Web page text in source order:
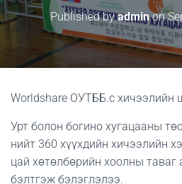
Published byadminon
Worldshare ОУТББ.с хичээлийн
Урт болон богино хугацааны
нийт 360 хүүхдийн хичээлийн
цай хөтөлбөрийн хоолны таваг
бэлтгэж бэлэглэлээ.